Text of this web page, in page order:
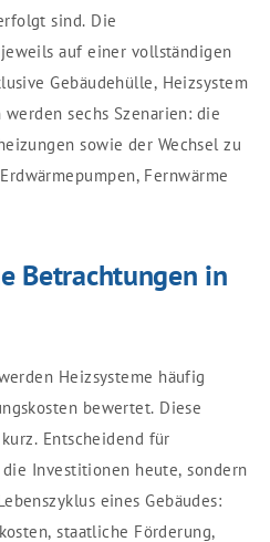
sind. Die
auf einer vollständigen
Gebäudehülle, Heizsystem
sechs Szenarien: die
sowie der Wechsel zu
Fernwärme
Betrachtungen in
Heizsysteme häufig
bewertet. Diese
Entscheidend für
Investitionen heute, sondern
eines Gebäudes:
staatliche Förderung,